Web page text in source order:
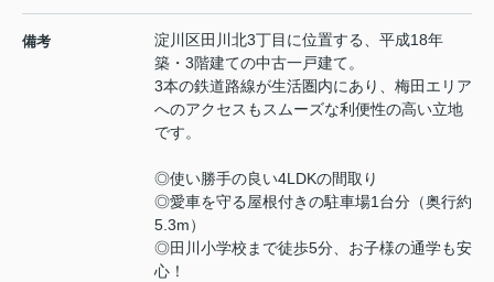
備考
淀川区田川北3丁目に位置する、平成18年
築・3階建ての中古一戸建て。
3本の鉄道路線が生活圏内にあり、梅田エリア
へのアクセスもスムーズな利便性の高い立地
です。
◎使い勝手の良い4LDKの間取り
◎愛車を守る屋根付きの駐車場1台分（奥行約
5.3m）
◎田川小学校まで徒歩5分、お子様の通学も安
心！